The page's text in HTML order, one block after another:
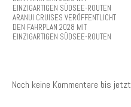
ARANUI CRUISES VERÖFFENTLICHT
DEN FAHRPLAN 2028 MIT
EINZIGARTIGEN SÜDSEE-ROUTEN
Noch keine Kommentare bis jetzt